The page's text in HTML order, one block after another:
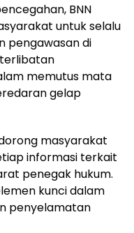
BNN
untuk selalu
pengawasan di
memutus mata
gelap
masyarakat
informasi terkait
penegak hukum.
kunci dalam
penyelamatan